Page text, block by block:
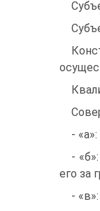
-
-
его за
-